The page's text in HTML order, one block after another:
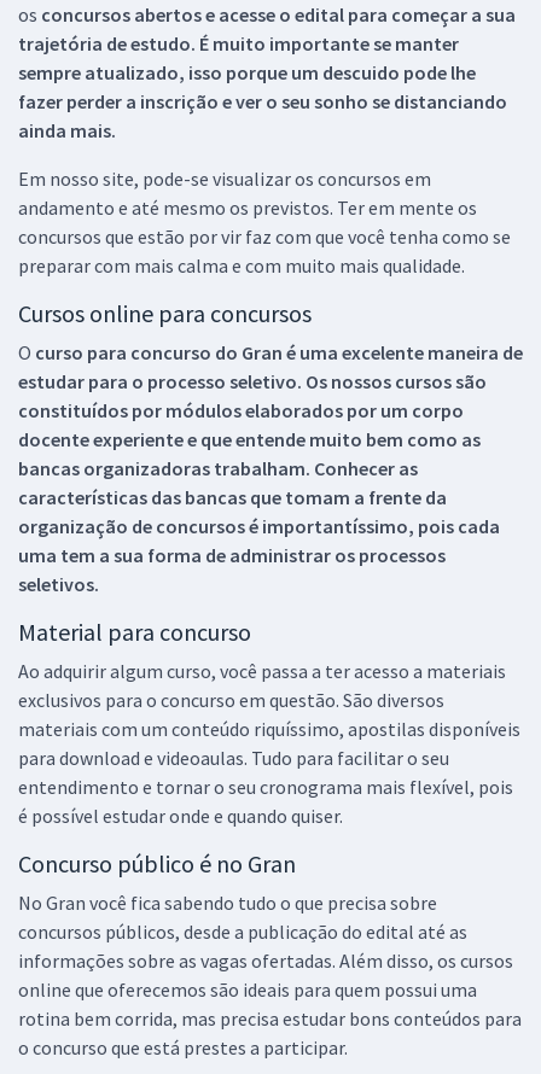
os concursos abertos e acesse o edital para começar a sua
trajetória de estudo. É muito importante se manter
sempre atualizado, isso porque um descuido pode lhe
fazer perder a inscrição e ver o seu sonho se distanciando
ainda mais.
Em nosso site, pode-se visualizar os concursos em
andamento e até mesmo os previstos. Ter em mente os
concursos que estão por vir faz com que você tenha como se
preparar com mais calma e com muito mais qualidade.
Cursos online para concursos
O curso para concurso do Gran é uma excelente maneira de
estudar para o processo seletivo. Os nossos cursos são
constituídos por módulos elaborados por um corpo
docente experiente e que entende muito bem como as
bancas organizadoras trabalham. Conhecer as
características das bancas que tomam a frente da
organização de concursos é importantíssimo, pois cada
uma tem a sua forma de administrar os processos
seletivos.
Material para concurso
Ao adquirir algum curso, você passa a ter acesso a materiais
exclusivos para o concurso em questão. São diversos
materiais com um conteúdo riquíssimo, apostilas disponíveis
para download e videoaulas. Tudo para facilitar o seu
entendimento e tornar o seu cronograma mais flexível, pois
é possível estudar onde e quando quiser.
Concurso público é no Gran
No Gran você fica sabendo tudo o que precisa sobre
concursos públicos, desde a publicação do edital até as
informações sobre as vagas ofertadas. Além disso, os cursos
online que oferecemos são ideais para quem possui uma
rotina bem corrida, mas precisa estudar bons conteúdos para
o concurso que está prestes a participar.